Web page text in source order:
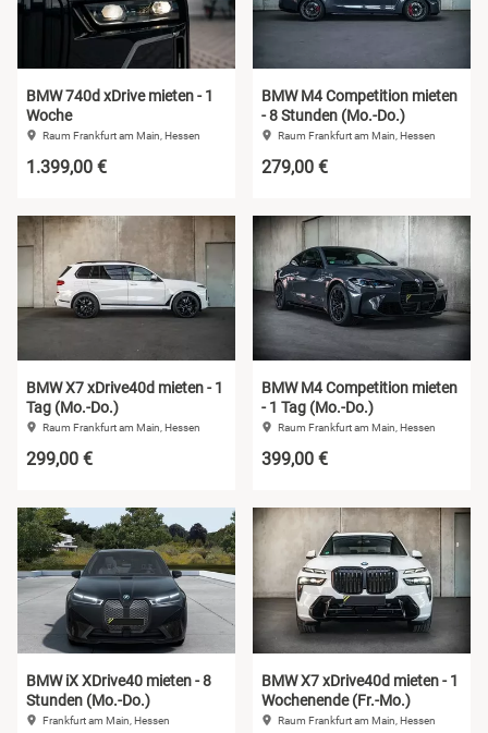
BMW 740d xDrive mieten - 1
Woche
Raum Frankfurt am Main, Hessen
1.399,00 €
BMW M4 Competition mieten
- 8 Stunden (Mo.-Do.)
Raum Frankfurt am Main, Hessen
279,00 €
BMW X7 xDrive40d mieten - 1
Tag (Mo.-Do.)
Raum Frankfurt am Main, Hessen
299,00 €
BMW M4 Competition mieten
- 1 Tag (Mo.-Do.)
Raum Frankfurt am Main, Hessen
399,00 €
BMW iX XDrive40 mieten - 8
Stunden (Mo.-Do.)
Frankfurt am Main, Hessen
BMW X7 xDrive40d mieten - 1
Wochenende (Fr.-Mo.)
Raum Frankfurt am Main, Hessen